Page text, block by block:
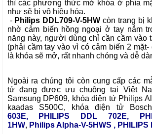
thì các phương thức mở khóa ở phía
như sẽ bị vô hiệu hóa.
- Philips DDL709-V-5HW còn trang bị
nhờ cảm biến hồng ngoại ở tay nắm
năng này, người dùng chỉ cần cầm vào
(phải cầm tay vào vì có cảm biến 2 mặt-
là khóa sẽ mở, rất nhanh chóng và dễ
Ngoài ra chúng tôi còn cung cấp các
tử đang được ưu chuộng tại Việt
Samsung DP609, khóa điện tử Philips
kaadas S500C, khóa điện tử Bosch
603E, PHILIPS DDL 702E,
1HW, Philips Alpha-V-5HWS , PHILIPS